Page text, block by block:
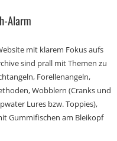
Alarm
mit klarem Fokus aufs
sind prall mit Themen zu
Forellenangeln,
Wobblern (Cranks und
Lures bzw. Toppies),
Gummifischen am Bleikopf